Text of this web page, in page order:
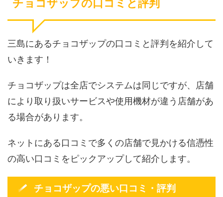
チョコザップの口コミと評判
三島にあるチョコザップの口コミと評判を紹介して
いきます！
チョコザップは全店でシステムは同じですが、店舗
により取り扱いサービスや使用機材が違う店舗があ
る場合があります。
ネットにある口コミで多くの店舗で見かける信憑性
の高い口コミをピックアップして紹介します。
チョコザップの悪い口コミ・評判